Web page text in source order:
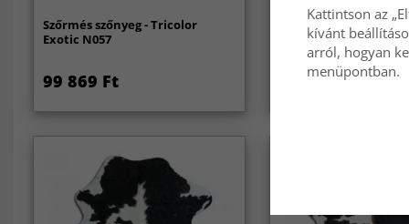
Szőrmés szőnyeg - Tricolor
Exotic N057
99 869 Ft
Szőrmés szőnyeg -
Exotic N067
99 869 Ft
Kattintson az
kívánt
arról, hogyan
menüpontban.